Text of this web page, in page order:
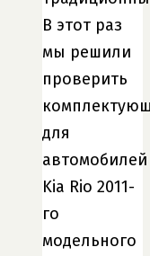
В этот раз
мы решили
проверить
для
автомобилей
Kia Rio 2011-
го
модельного